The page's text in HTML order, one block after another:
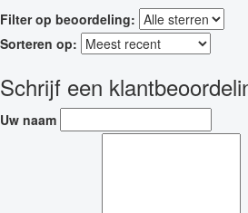
Filter op beoordeling:
Sorteren op:
Schrijf een
Uw naam